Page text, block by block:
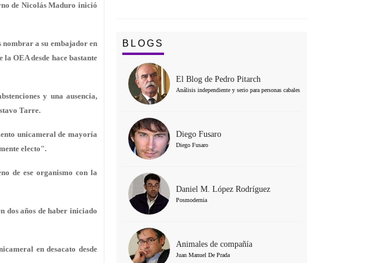
de Nicolás Maduro inició
a su embajador en
la OEA desde hace bastante
y una ausencia,
Tarre.
unicameral de mayoría
electo".
de ese organismo con la
dos años de haber iniciado
en desacato desde
BLOGS
El Blog de Pedro Pitarch
Análisis independiente y serio para personas cabales
Diego Fusaro
Diego Fusaro
Daniel M. López Rodríguez
Posmodernia
Animales de compañía
Juan Manuel De Prada